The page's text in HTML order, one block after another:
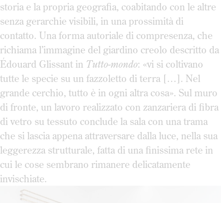
storia e la propria geografia, coabitando con le altre
senza gerarchie visibili, in una prossimità di
contatto. Una forma autoriale di compresenza, che
richiama l’immagine del giardino creolo descritto da
Édouard Glissant in Tutto-mondo: «vi si coltivano
tutte le specie su un fazzoletto di terra […]. Nel
grande cerchio, tutto è in ogni altra cosa». Sul muro
di fronte, un lavoro realizzato con zanzariera di fibra
di vetro su tessuto conclude la sala con una trama
che si lascia appena attraversare dalla luce, nella sua
leggerezza strutturale, fatta di una finissima rete in
cui le cose sembrano rimanere delicatamente
invischiate.